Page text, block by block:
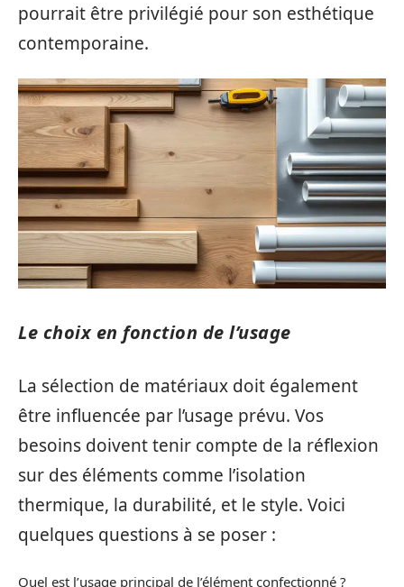
pourrait être privilégié pour son esthétique
contemporaine.
Le choix en fonction de l’usage
La sélection de matériaux doit également
être influencée par l’usage prévu. Vos
besoins doivent tenir compte de la réflexion
sur des éléments comme l’isolation
thermique, la durabilité, et le style. Voici
quelques questions à se poser :
Quel est l’usage principal de l’élément confectionné ?